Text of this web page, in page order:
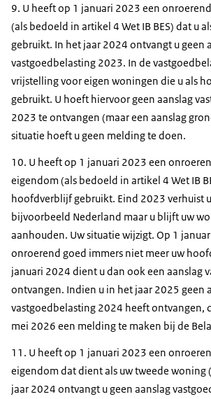
9. U heeft op 1 januari 2023 een
(als bedoeld in artikel 4 Wet IB BES) dat u
gebruikt. In het jaar 2024 ontvangt u geen
vastgoedbelasting 2023. In de
vrijstelling voor eigen woningen die u als
gebruikt. U hoeft hiervoor geen aanslag
2023 te ontvangen (maar een aanslag
situatie hoeft u geen melding te doen.
10. U heeft op 1 januari 2023 een
eigendom (als bedoeld in artikel 4 Wet IB
hoofdverblijf gebruikt. Eind 2023 verhuist
bijvoorbeeld Nederland maar u blijft uw
aanhouden. Uw situatie wijzigt. Op 1
onroerend goed immers niet meer uw
januari 2024 dient u dan ook een aanslag
ontvangen. Indien u in het jaar 2025 geen
vastgoedbelasting 2024 heeft ontvangen,
mei 2026 een melding te maken bij de
11. U heeft op 1 januari 2023 een
eigendom dat dient als uw tweede woning
jaar 2024 ontvangt u geen aanslag